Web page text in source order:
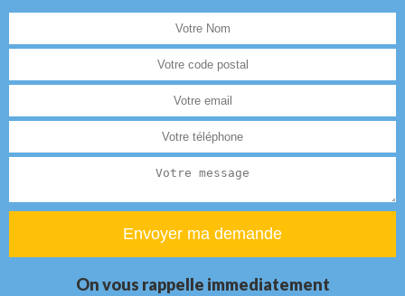
On vous rappelle immediatement